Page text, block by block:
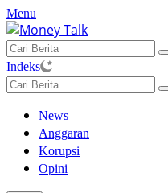
Langsung
ke
konten
Menu
Indeks
News
Anggaran
Korupsi
Opini